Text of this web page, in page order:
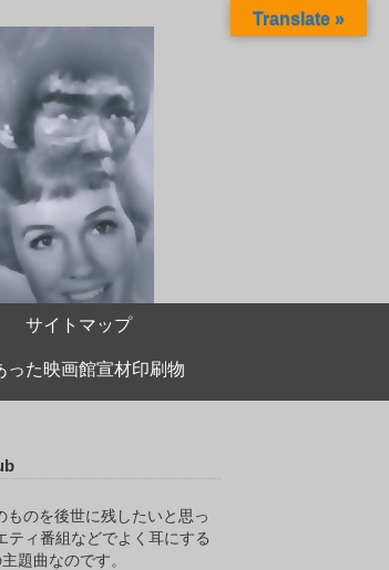
サイトマップ
った映画館宣材印刷物
ものを後世に残したいと思っ
ティ番組などでよく耳にする
題曲なのです。
Translate »